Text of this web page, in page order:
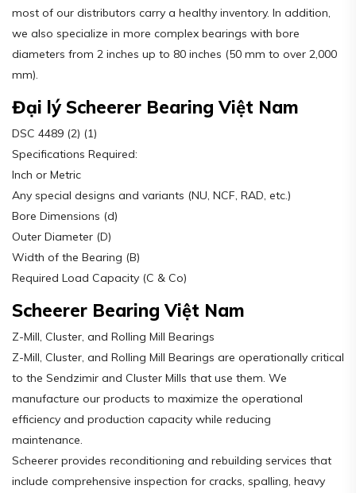
most of our distributors carry a healthy inventory. In addition,
we also specialize in more complex bearings with bore
diameters from 2 inches up to 80 inches (50 mm to over 2,000
mm).
Đại lý Scheerer Bearing Việt Nam
DSC 4489 (2) (1)
Specifications Required:
Inch or Metric
Any special designs and variants (NU, NCF, RAD, etc.)
Bore Dimensions (d)
Outer Diameter (D)
Width of the Bearing (B)
Required Load Capacity (C & Co)
Scheerer Bearing Việt Nam
Z-Mill, Cluster, and Rolling Mill Bearings
Z-Mill, Cluster, and Rolling Mill Bearings are operationally critical
to the Sendzimir and Cluster Mills that use them. We
manufacture our products to maximize the operational
efficiency and production capacity while reducing
maintenance.
Scheerer provides reconditioning and rebuilding services that
include comprehensive inspection for cracks, spalling, heavy